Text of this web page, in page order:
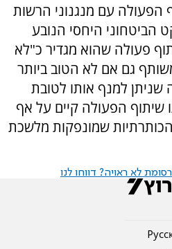
הפעולה עם מנגנוני הרשות
הביטחוני היחסי הנובע
פעולה שהוא מגדיר כ"לא
גם אם לא הטוב ביותר
שניתן למנף אותו לטובת
שיתוף הפעולה קיים על אף
שמונפקות מלשכת
לא ראויה? דווחו לנו